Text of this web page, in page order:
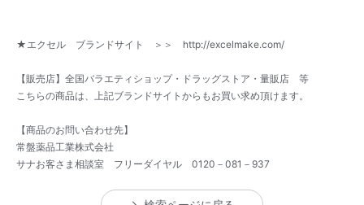
★エクセル ブランドサイト ＞＞ http://excelmake.com/
【販売店】全国バラエティショップ・ドラッグストア・量販店 等
こちらの商品は、上記ブランドサイトからもお買い求め頂けます。
【商品のお問い合わせ先】
常盤薬品工業株式会社
サナお客さま相談室 フリーダイヤル 0120－081－937